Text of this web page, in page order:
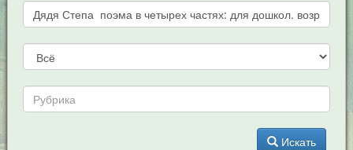
Искать